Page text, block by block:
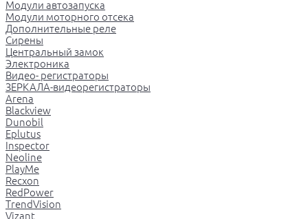
Модули автозапуска
Модули моторного отсека
Дополнительные реле
Сирены
Центральный замок
Электроника
Видео- регистраторы
ЗЕРКАЛА-видеорегистраторы
Arena
Blackview
Dunobil
Eplutus
Inspector
Neoline
PlayMe
Recxon
RedPower
TrendVision
Vizant